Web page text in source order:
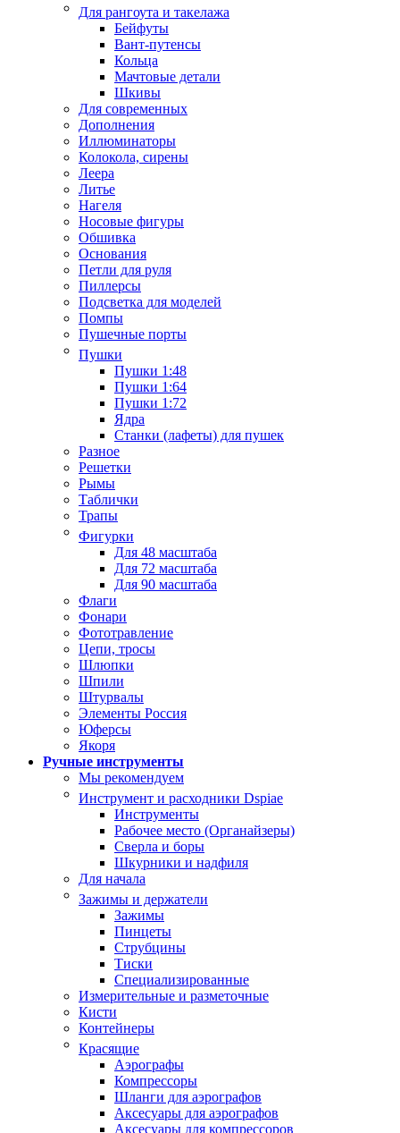
Для рангоута и такелажа
Бейфуты
Вант-путенсы
Кольца
Мачтовые детали
Шкивы
Для современных
Дополнения
Иллюминаторы
Колокола, сирены
Леера
Литье
Нагеля
Носовые фигуры
Обшивка
Основания
Петли для руля
Пиллерсы
Подсветка для моделей
Помпы
Пушечные порты
Пушки
Пушки 1:48
Пушки 1:64
Пушки 1:72
Ядра
Станки (лафеты) для пушек
Разное
Решетки
Рымы
Таблички
Трапы
Фигурки
Для 48 масштаба
Для 72 масштаба
Для 90 масштаба
Флаги
Фонари
Фототравление
Цепи, тросы
Шлюпки
Шпили
Штурвалы
Элементы Россия
Юферсы
Якоря
Ручные инструменты
Мы рекомендуем
Инструмент и расходники Dspiae
Инструменты
Рабочее место (Органайзеры)
Сверла и боры
Шкурники и надфиля
Для начала
Зажимы и держатели
Зажимы
Пинцеты
Струбцины
Тиски
Специализированные
Измерительные и разметочные
Кисти
Контейнеры
Красящие
Аэрографы
Компрессоры
Шланги для аэрографов
Аксесуары для аэрографов
Аксесуары для компрессоров